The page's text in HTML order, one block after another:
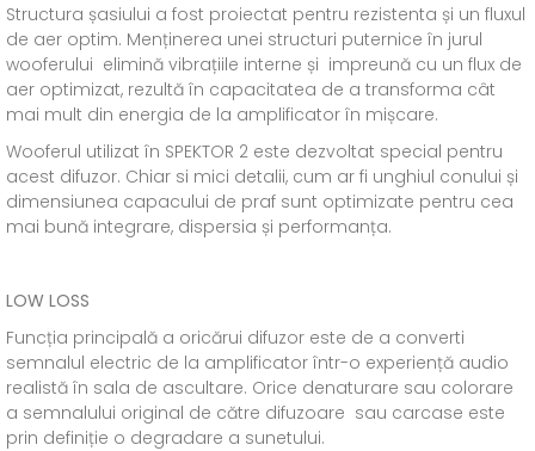
Structura șasiului a fost proiectat pentru rezistenta și un fluxul
de aer optim. Menținerea unei structuri puternice în jurul
wooferului elimină vibrațiile interne și impreună cu un flux de
aer optimizat, rezultă în capacitatea de a transforma cât
mai mult din energia de la amplificator în mișcare.
Wooferul utilizat în SPEKTOR 2 este dezvoltat special pentru
acest difuzor. Chiar si mici detalii, cum ar fi unghiul conului și
dimensiunea capacului de praf sunt optimizate pentru cea
mai bună integrare, dispersia și performanța.
LOW LOSS
Funcția principală a oricărui difuzor este de a converti
semnalul electric de la amplificator într-o experiență audio
realistă în sala de ascultare. Orice denaturare sau colorare
a semnalului original de către difuzoare sau carcase este
prin definiție o degradare a sunetului.